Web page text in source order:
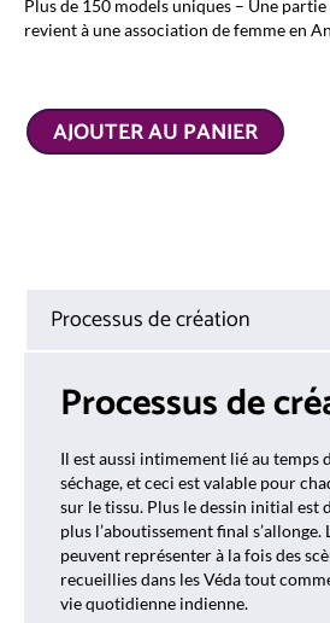
Plus de 150 models uniques – Une partie
revient à une association de femme en
AJOUTER AU PANIER
Processus de création
Processus de
Il est aussi intimement lié au temps
séchage, et ceci est valable pour
sur le tissu. Plus le dessin initial est
plus l’aboutissement final s’allonge.
peuvent représenter à la fois des
recueillies dans les Véda tout
vie quotidienne indienne.